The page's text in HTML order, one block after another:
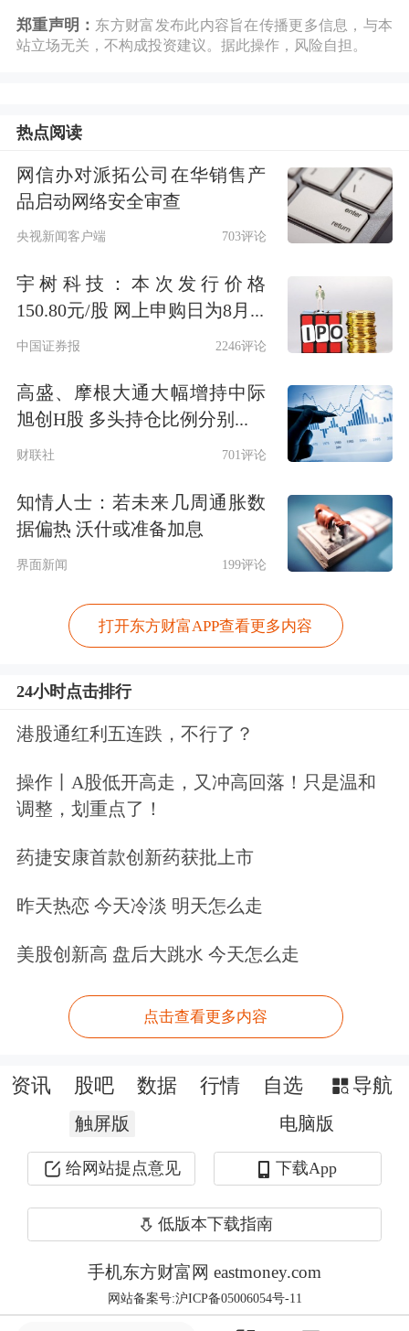
10月9日，毛戈平向港交所主板二次提
司担任独家保荐人。
招股书显示，毛戈平主要从事
MAOGEPING与至爱终生两大品牌彩
妆、护肤系列产品的研发、生产、销售
及化妆技能培训业务。其
中：“MAOGEPING”品牌是公司的核心
品牌，目前以中高端百货专柜直营模式
和电商销售为主；“至爱终生”品牌以经
销模式为主，定位于二三线城市的女性
体及销售区域。
今年上半年，毛戈平的营收从2023年同
期的13.99亿元增加41.0%至19.72亿元；
41.0%至4.93亿元。其中，彩妆和护肤
品销售额分别占其总收入的55.1%及
41.3%。
股权方面，IPO前，毛戈平直接持有公
司43.63%股权，其妻子汪立群直接持有
11.34%股权。
此外，毛戈平、汪立群夫妇通过帝景投
资（其由汪立群及毛戈平分别控制
35.45%及10%权益，毛戈平作为其普通
郑重声明： 东方财富发布此内容旨在传播更多信息，与本
站立场无关，不构成投资建议。据此操作，风险自担。
热点阅读
网信办对派拓公司在华销售产
品启动网络安全审查
央视新闻客户端 703评论
宇树科技：本次发行价格
150.80元/股 网上申购日为8月...
中国证券报 2246评论
高盛、摩根大通大幅增持中际
旭创H股 多头持仓比例分别...
财联社 701评论
知情人士：若未来几周通胀数
据偏热 沃什或准备加息
界面新闻 199评论
打开东方财富APP查看更多内容
24小时点击排行
港股通红利五连跌，不行了？
操作丨A股低开高走，又冲高回落！只是温和
调整，划重点了！
药捷安康首款创新药获批上市
昨天热恋 今天冷淡 明天怎么走
美股创新高 盘后大跳水 今天怎么走
点击查看更多内容
资讯 股吧 数据 行情 自选 导航
触屏版 电脑版
给网站提点意见 下载App
低版本下载指南
手机东方财富网 eastmoney.com
网站备案号:沪ICP备05006054号-11